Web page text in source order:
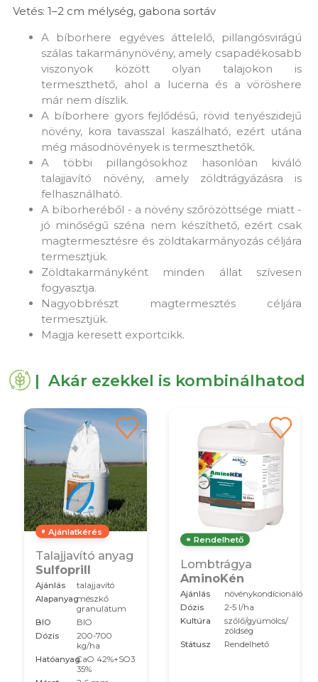
Vetés: 1–2 cm mélység, gabona sortáv
A bíborhere egyéves áttelelő, pillangósvirágú
szálas takarmánynövény, amely csapadékosabb
viszonyok között olyan talajokon is
termeszthető, ahol a lucerna és a vöröshere
már nem díszlik.
A bíborhere gyors fejlődésű, rövid tenyészidejű
növény, kora tavasszal kaszálható, ezért utána
még másodnövények is termeszthetők.
A többi pillangósokhoz hasonlóan kiváló
talajjavító növény, amely zöldtrágyázásra is
felhasználható.
A bíborheréből - a növény szőrözöttsége miatt -
jó minőségű széna nem készíthető, ezért csak
magtermesztésre és zöldtakarmányozás céljára
termesztjük.
Zöldtakarmányként minden állat szívesen
fogyasztja.
Nagyobbrészt magtermesztés céljára
termesztjük.
Magja keresett exportcikk.
| Akár ezekkel is kombinálhatod
Ajánlatkérés
Talajjavító anyag
Sulfoprill
Ajánlás
talajjavító
Alapanyagmészkő
granulátum
BIO
BIO
Dózis
200-700
kg/ha
HatóanyagCaO 42%+SO3
35%
Rendelhető
Lombtrágya
AminoKén
Ajánlás
növénykondícionáló
Dózis
2-5 l/ha
Kultúra
szőlő/gyümölcs/
zöldség
Státusz
Rendelhető